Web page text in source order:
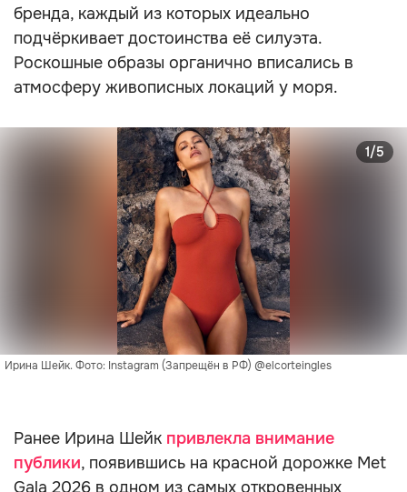
бренда, каждый из которых идеально
подчёркивает достоинства её силуэта.
Роскошные образы органично вписались в
атмосферу живописных локаций у моря.
Ирина Шейк. Фото: Instagram (Запрещён в РФ) @elcorteingles
1/5
Ранее Ирина Шейк привлекла внимание
публики, появившись на красной дорожке Met
Gala 2026 в одном из самых откровенных